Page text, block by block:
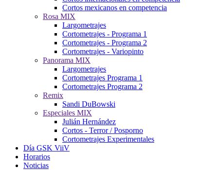
Cortos mexicanos en competencia
Rosa MIX
Largometrajes
Cortometrajes - Programa 1
Cortometrajes - Programa 2
Cortometrajes - Variopinto
Panorama MIX
Largometrajes
Cortometrajes Programa 1
Cortometrajes Programa 2
Remix
Sandi DuBowski
Especiales MIX
Julián Hernández
Cortos - Terror / Posporno
Cortometrajes Experimentales
Día GSK ViiV
Horarios
Noticias